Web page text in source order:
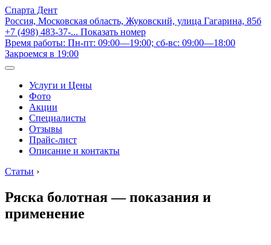
Спарта Дент
Россия, Московская область, Жуковский, улица Гагарина, 85б
+7 (498) 483-37-... Показать номер
Время работы: Пн-пт: 09:00—19:00; сб-вс: 09:00—18:00
Закроемся в 19:00
Услуги и Цены
Фото
Акции
Специалисты
Отзывы
Прайс-лист
Описание и контакты
Статьи ›
Ряска болотная — показания и
применение